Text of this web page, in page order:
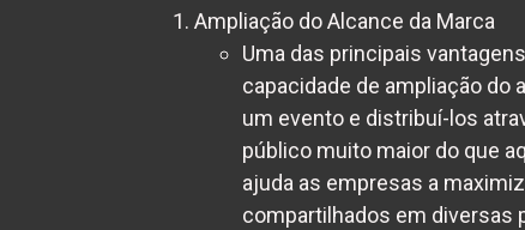
Ampliação do Alcance da Marca
Uma das principais
capacidade de ampliação do
um evento e distribuí-los
público muito maior do que
ajuda as empresas a
compartilhados em diversas